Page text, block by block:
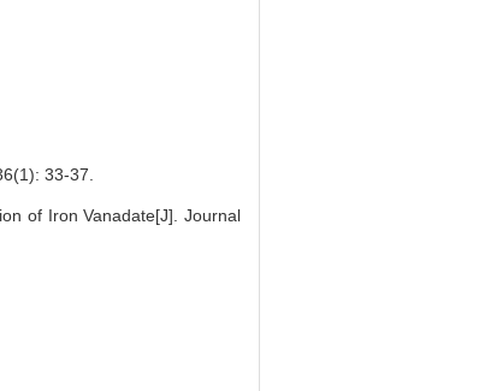
33-37.
of Iron Vanadate[J]. Journal